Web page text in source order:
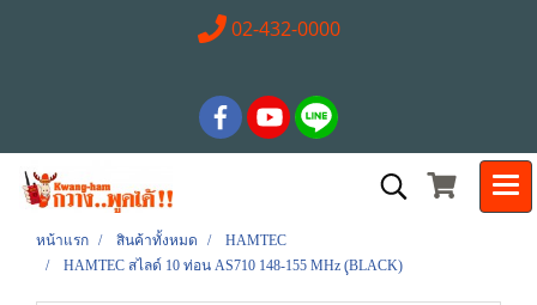
02-432-0000
หน้าแรก สินค้าทั้งหมด
HAMTEC
HAMTEC สไลด์ 10 ท่อน AS710 148-155 MHz (ฺฺBLACK)